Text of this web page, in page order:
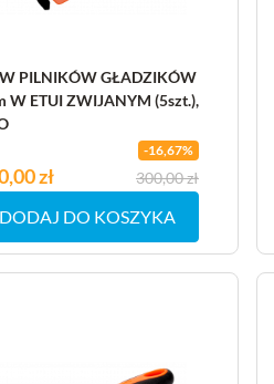
PILNIKÓW GŁADZIKÓW
W ETUI ZWIJANYM (5szt.),
-16,67%
zł
podstawowa 300,00 zł
DODAJ DO KOSZYKA